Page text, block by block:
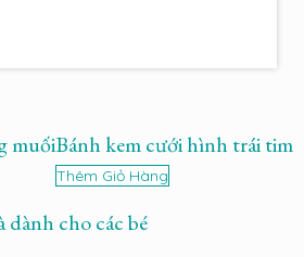
muốiBánh kem cưới hình trái tim
Thêm Giỏ Hàng
dành cho các bé